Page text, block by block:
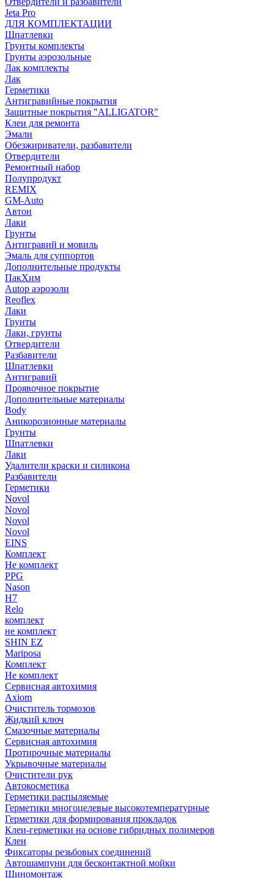
Jeta Pro
ДЛЯ КОМПЛЕКТАЦИИ
Шпатлевки
Грунты комплекты
Грунты аэрозольные
Лак комплекты
Лак
Герметики
Антигравийные покрытия
Защитные покрытия "ALLIGATOR"
Клеи для ремонта
Эмали
Обезжириватели, разбавители
Отвердители
Ремонтный набор
Полупродукт
REMIX
GM-Auto
Автон
Лаки
Грунты
Антигравий и мовиль
Эмаль для суппортов
Дополнительные продукты
ПакХим
Autop аэрозоли
Reoflex
Лаки
Грунты
Лаки, грунты
Отвердители
Разбавители
Шпатлевки
Антигравий
Проявочное покрытие
Дополнительные материалы
Body
Аникорозионные материалы
Грунты
Шпатлевки
Лаки
Удалители краски и силикона
Разбавители
Герметики
Novol
Novol
Novol
Novol
EINS
Комплект
Не комплект
PPG
Nason
H7
Relo
комплект
не комплект
SHIN EZ
Mariposa
Комплект
Не комплект
Сервисная автохимия
Axiom
Очиститель тормозов
Жидкий ключ
Смазочные материалы
Сервисная автохимия
Протирочные материалы
Укрывочные материалы
Очистители рук
Автокосметика
Герметики распыляемые
Герметики многоцелевые высокотемпературные
Герметики для формирования прокладок
Клеи-герметики на основе гибридных полимеров
Клеи
Фиксаторы резьбовых соединений
Автошампуни для бесконтактной мойки
Шиномонтаж